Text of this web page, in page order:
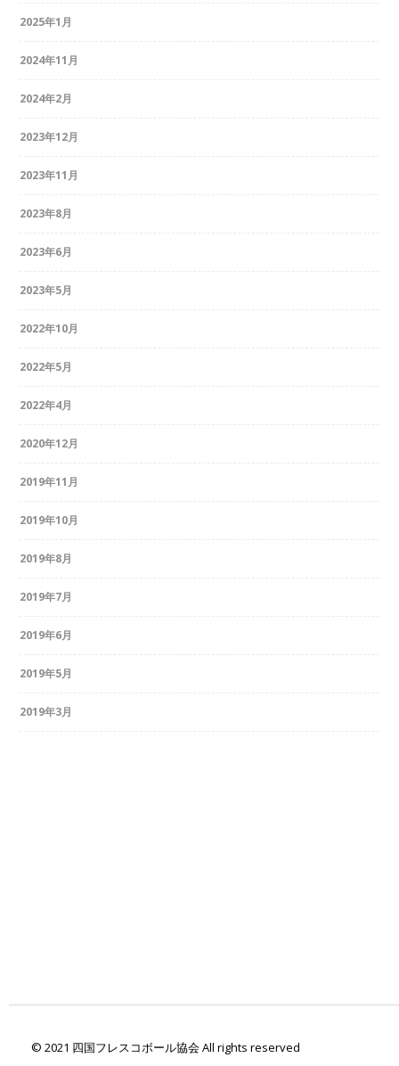
2025年1月
2024年11月
2024年2月
2023年12月
2023年11月
2023年8月
2023年6月
2023年5月
2022年10月
2022年5月
2022年4月
2020年12月
2019年11月
2019年10月
2019年8月
2019年7月
2019年6月
2019年5月
2019年3月
© 2021 四国フレスコボール協会 All rights reserved